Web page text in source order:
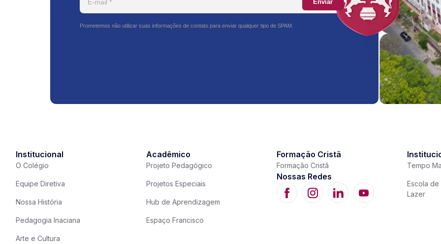
Enviar
Prometemos não utilizar suas informações de contato para enviar qualquer tipo de SPAM.
Institucional
O Colégio
Equipe Diretiva
Nossa História
Pedagogia Inaciana
Arte e Cultura
Acadêmico
Projeto Pedagógico
Projetos Especiais
Hub de Aprendizagem
Espaço Francisco
Formação Cristã
Formação Cristã
Nossas Redes
Tempo
Escola de
Lazer